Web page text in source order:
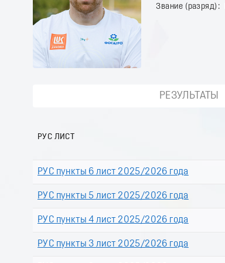
Звание (разряд)
РЕЗУЛЬТАТЫ
РУС ЛИСТ
РУС пункты 6 лист 2025/2026 года
РУС пункты 5 лист 2025/2026 года
РУС пункты 4 лист 2025/2026 года
РУС пункты 3 лист 2025/2026 года